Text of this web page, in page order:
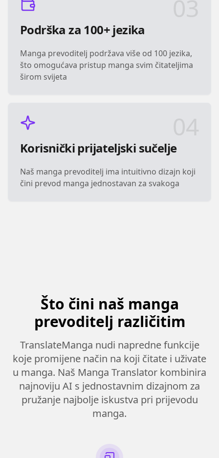
Podrška za 100+ jezika
Manga prevoditelj podržava više od 100 jezika,
što omogućava pristup manga svim čitateljima
širom svijeta
Korisnički prijateljski sučelje
Naš manga prevoditelj ima intuitivno dizajn koji
čini prevod manga jednostavan za svakoga
Što čini naš manga
prevoditelj različitim
TranslateManga nudi napredne funkcije
koje promijene način na koji čitate i uživate
u manga. Naš Manga Translator kombinira
najnoviju AI s jednostavnim dizajnom za
pružanje najbolje iskustva pri prijevodu
manga.